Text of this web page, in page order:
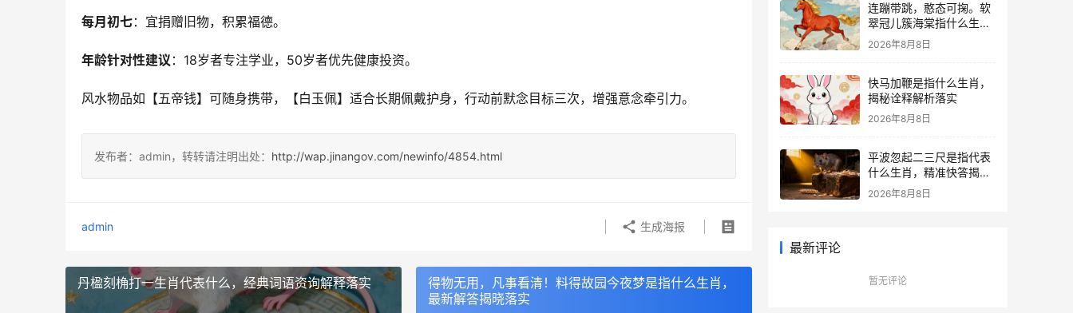
每月初七：宜捐赠旧物，积累福德。
年龄针对性建议 ：18岁者专注学业，50岁者优先健康投资。
风水物品如【五帝钱】可随身携带，【白玉佩】适合长期佩戴护身，行动前默念目标三次，增强意念牵引力。
发布者：admin，转转请注明出处： http://wap.jinangov.com/newinfo/4854.html
admin 生成海报
丹楹刻桷打一生肖代表什么，经典词语资询解释落实
得物无用，凡事看清！料得故园今夜梦是指什么生肖，
最新解答揭晓落实
连蹦带跳，憨态可掬。软
翠冠儿簇海棠指什么生
肖，仔细诠释解释落实
2026年8月8日
快马加鞭是指什么生肖，
揭秘诠释解析落实
2026年8月8日
平波忽起二三尺是指代表
什么生肖，精准快答揭晓
落实
2026年8月8日
最新评论
暂无评论